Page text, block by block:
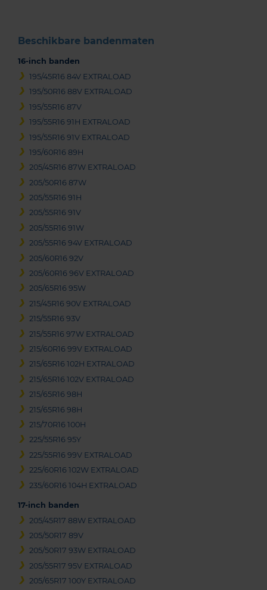
Beschikbare bandenmaten
16-inch banden
195/45R16 84V EXTRALOAD
195/50R16 88V EXTRALOAD
195/55R16 87V
195/55R16 91H EXTRALOAD
195/55R16 91V EXTRALOAD
195/60R16 89H
205/45R16 87W EXTRALOAD
205/50R16 87W
205/55R16 91H
205/55R16 91V
205/55R16 91W
205/55R16 94V EXTRALOAD
205/60R16 92V
205/60R16 96V EXTRALOAD
205/65R16 95W
215/45R16 90V EXTRALOAD
215/55R16 93V
215/55R16 97W EXTRALOAD
215/60R16 99V EXTRALOAD
215/65R16 102H EXTRALOAD
215/65R16 102V EXTRALOAD
215/65R16 98H
215/65R16 98H
215/70R16 100H
225/55R16 95Y
225/55R16 99V EXTRALOAD
225/60R16 102W EXTRALOAD
235/60R16 104H EXTRALOAD
17-inch banden
205/45R17 88W EXTRALOAD
205/50R17 89V
205/50R17 93W EXTRALOAD
205/55R17 95V EXTRALOAD
205/65R17 100Y EXTRALOAD